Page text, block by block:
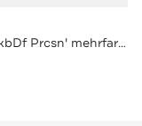
T-Shirt 'NkbDf Prcsn' mehrfarbig